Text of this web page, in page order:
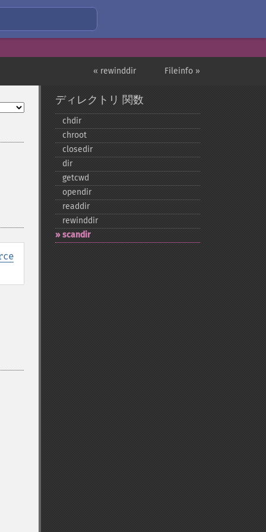
Fileinfo »
« rewinddir
ディレクトリ 関数
chdir
chroot
closedir
dir
getcwd
opendir
readdir
rewinddir
scandir